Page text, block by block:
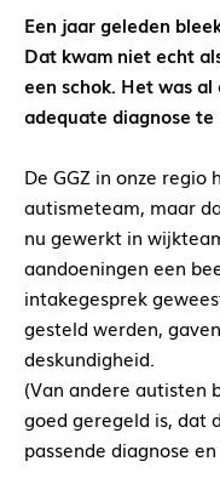
Een jaar geleden
Dat kwam niet echt
een schok. Het was
adequate diagnose te
De GGZ in onze regio
autismeteam, maar
nu gewerkt in
aandoeningen een
intakegesprek
gesteld werden,
deskundigheid.
(Van andere autisten
goed geregeld is, dat
passende diagnose